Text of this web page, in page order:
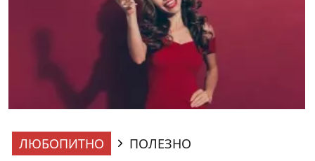
ЛЮБОПИТНО
ПОЛЕЗНО